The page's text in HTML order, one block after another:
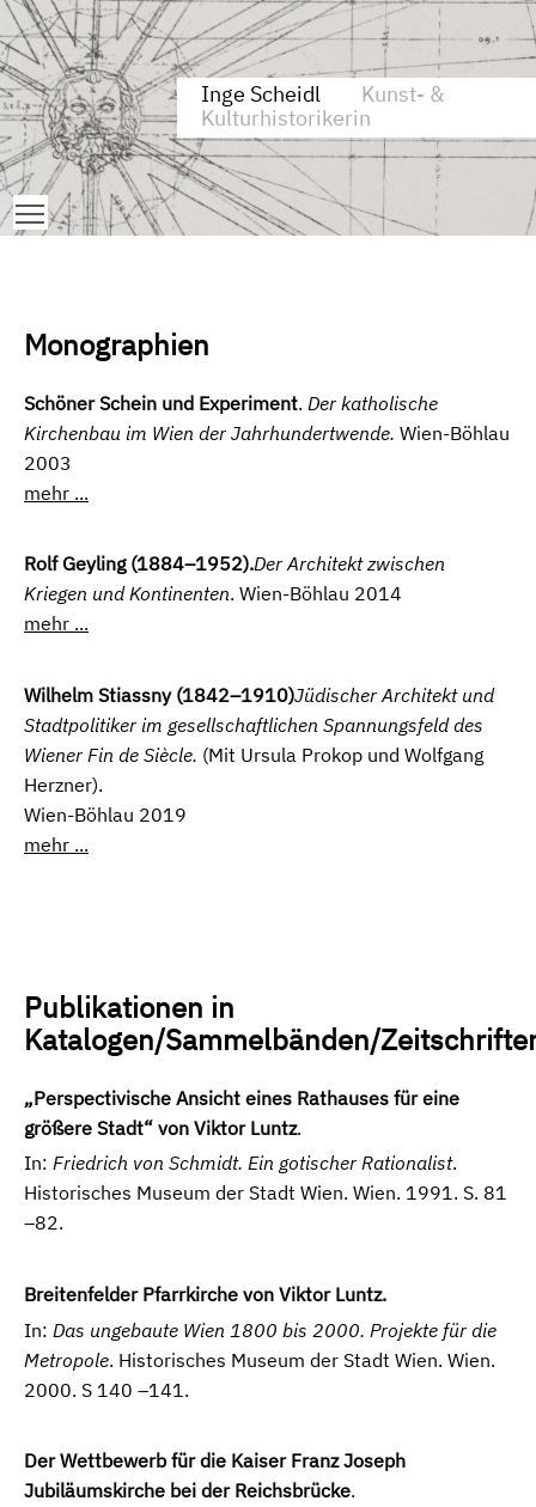
Zum Inhalt springen
Aktuelle Seite: Publikationen
Inge Scheidl
Kunst- &
Kulturhistorikerin
Toggle main menu visibility
Monographien
Schöner Schein und Experiment. Der katholische
Kirchenbau im Wien der Jahrhundertwende. Wien-Böhlau
2003
mehr ...
Rolf Geyling (1884–1952).Der Architekt zwischen
Kriegen und Kontinenten. Wien-Böhlau 2014
mehr ...
Wilhelm Stiassny (1842–1910)Jüdischer Architekt und
Stadtpolitiker im gesellschaftlichen Spannungsfeld des
Wiener Fin de Siècle. (Mit Ursula Prokop und Wolfgang
Herzner).
Wien-Böhlau 2019
mehr ...
Publikationen in
Katalogen/Sammelbänden/
„Perspectivische Ansicht eines Rathauses für eine
größere Stadt“ von Viktor Luntz.
In: Friedrich von Schmidt. Ein gotischer Rationalist.
Historisches Museum der Stadt Wien. Wien. 1991. S. 81
–82.
Breitenfelder Pfarrkirche von Viktor Luntz.
In: Das ungebaute Wien 1800 bis 2000. Projekte für die
Metropole. Historisches Museum der Stadt Wien. Wien.
2000. S 140 –141.
Der Wettbewerb für die Kaiser Franz Joseph
Jubiläumskirche bei der Reichsbrücke.